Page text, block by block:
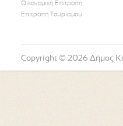
Οικονομική Επιτροπή
Επιτροπή Τουρισμού
Copyright © 2026 Δήμος